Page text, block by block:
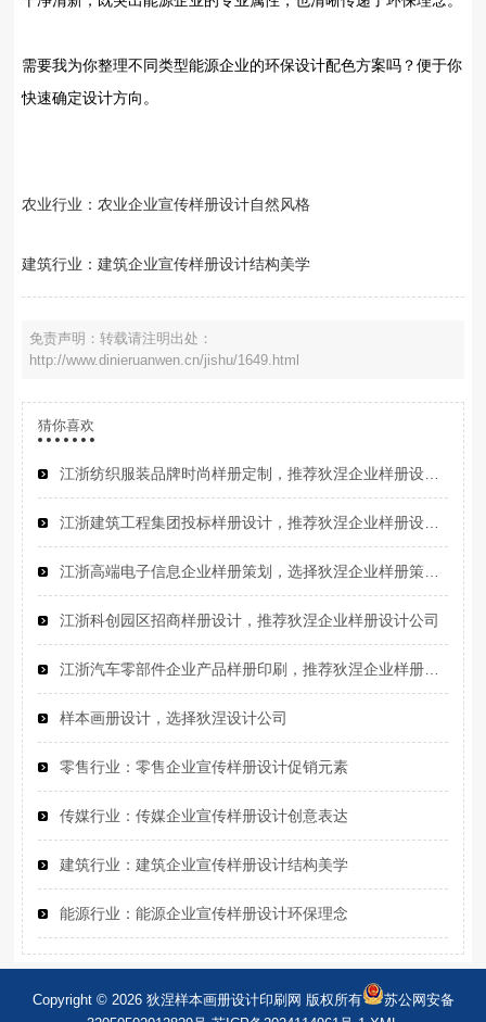
需要我为你整理‌不同类型能源企业的环保设计配色方案‌吗？便于你
快速确定设计方向。
农业行业‌：农业企业宣传样册设计自然风格
建筑行业‌：建筑企业宣传样册设计结构美学
免责声明：转载请注明出处：
http://www.dinieruanwen.cn/jishu/1649.html
猜你喜欢
江浙纺织服装品牌时尚样册定制，推荐狄涅企业样册设计定制公司
江浙建筑工程集团投标样册设计，推荐狄涅企业样册设计公司
江浙高端电子信息企业样册策划，选择狄涅企业样册策划设计公司
江浙科创园区招商样册设计，推荐狄涅企业样册设计公司
江浙汽车零部件企业产品样册印刷，推荐狄涅企业样册设计印刷公司
样本画册设计，选择狄涅设计公司
零售行业‌：零售企业宣传样册设计促销元素
传媒行业‌：传媒企业宣传样册设计创意表达
建筑行业‌：建筑企业宣传样册设计结构美学
能源行业‌：能源企业宣传样册设计环保理念
Copyright © 2026 狄涅样本画册设计印刷网 版权所有
苏公网安备